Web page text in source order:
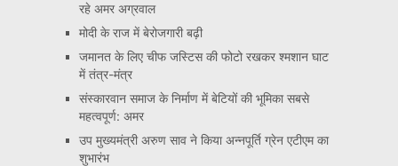
रहे अमर अग्रवाल
मोदी के राज में बेरोजगारी बढ़ी
जमानत के लिए चीफ जस्टिस की फोटो रखकर श्मशान घाट
में तंत्र-मंत्र
संस्कारवान समाज के निर्माण में बेटियों की भूमिका सबसे
महत्वपूर्ण: अमर
उप मुख्यमंत्री अरुण साव ने किया अन्नपूर्ति ग्रेन एटीएम का
शुभारंभ